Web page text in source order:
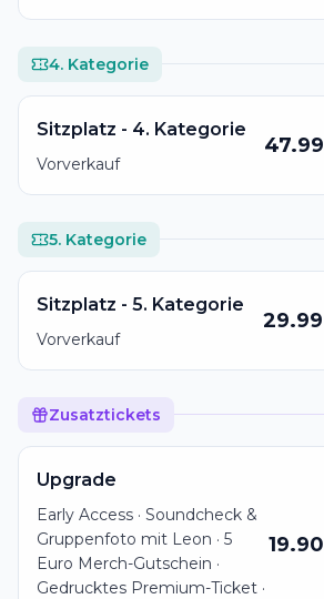
4. Kategorie
Sitzplatz - 4. Kategorie
Vorverkauf
47.99
5. Kategorie
Sitzplatz - 5. Kategorie
Vorverkauf
29.99
Zusatztickets
Upgrade
Early Access · Soundcheck &
Gruppenfoto mit Leon · 5
Euro Merch-Gutschein ·
Gedrucktes Premium-Ticket ·
19.90